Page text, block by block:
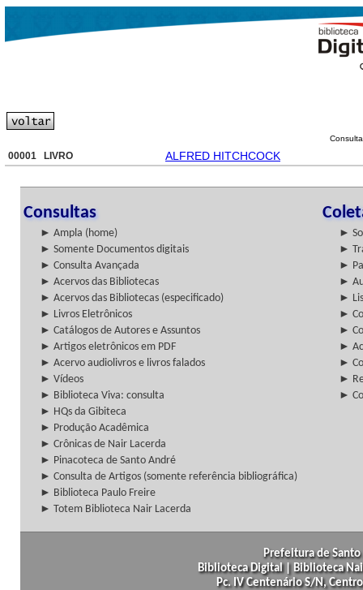
00001 LIVRO ALFRED HITCHCOCK
Consultas
► Ampla (home)
►
► Somente Documentos digitais
►
► Consulta Avançada
►
► Acervos das Bibliotecas
►
► Acervos das Bibliotecas (especificado)
►
► Livros Eletrônicos
►
► Catálogos de Autores e Assuntos
►
► Artigos eletrônicos em PDF
►
► Acervo audiolivros e livros falados
►
► Vídeos
►
► Biblioteca Viva: consulta
►
► HQs da Gibiteca
► Produção Acadêmica
► Crônicas de Nair Lacerda
► Pinacoteca de Santo André
► Consulta de Artigos (somente referência bibliográfica)
► Biblioteca Paulo Freire
► Totem Biblioteca Nair Lacerda
Prefeitura de
Biblioteca Digital | Biblioteca
Pc. IV Centenário S/N,